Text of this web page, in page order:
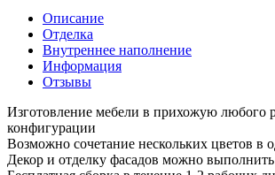
Описание
Отделка
Внутреннее наполнение
Информация
Отзывы
Изготовление мебели в прихожую любого
конфигурации
Возможно сочетание нескольких цветов в
Декор и отделку фасадов можно